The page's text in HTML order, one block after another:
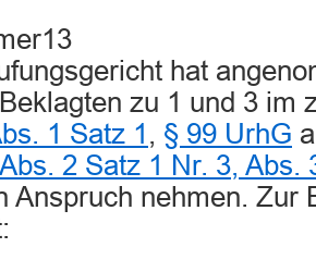
hat
zu 1 und 3 im
1 Satz 1 , § 99 UrhG
2 Satz 1 Nr. 3, Abs.
Anspruch nehmen. Zur